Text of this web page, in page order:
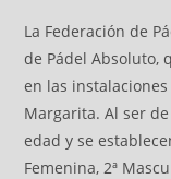
La Federación de
de Pádel Absoluto,
en las
Margarita. Al ser
edad y se
Femenina, 2ª